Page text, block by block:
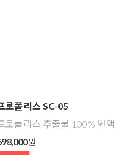
로폴리스 SC-05
로폴리스 추출물 100% 원액